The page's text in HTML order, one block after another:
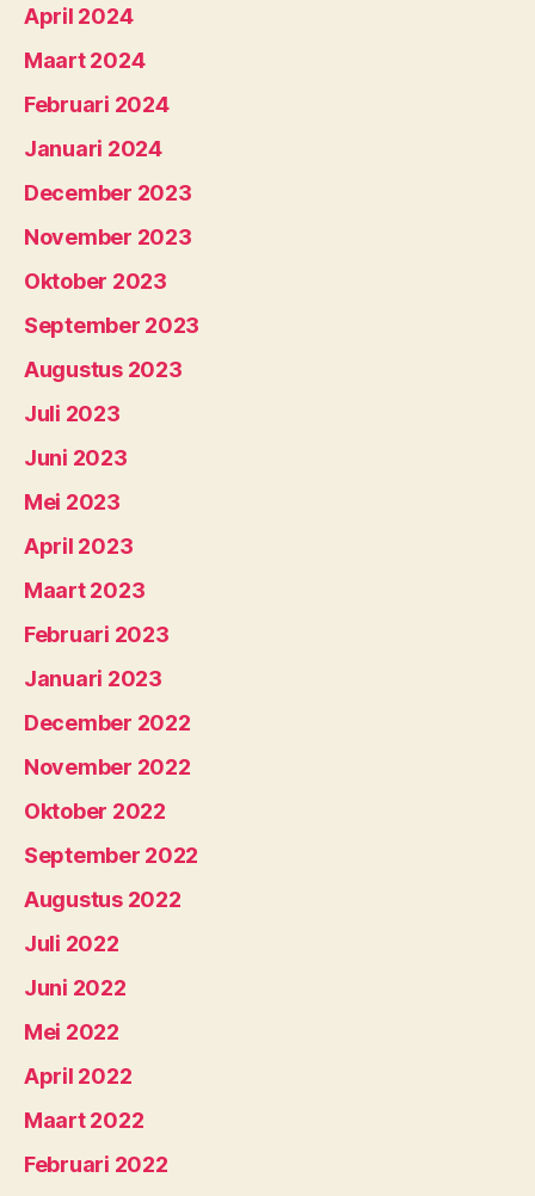
April 2024
Maart 2024
Februari 2024
Januari 2024
December 2023
November 2023
Oktober 2023
September 2023
Augustus 2023
Juli 2023
Juni 2023
Mei 2023
April 2023
Maart 2023
Februari 2023
Januari 2023
December 2022
November 2022
Oktober 2022
September 2022
Augustus 2022
Juli 2022
Juni 2022
Mei 2022
April 2022
Maart 2022
Februari 2022